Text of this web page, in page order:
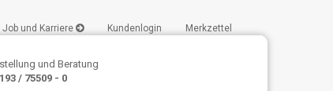
Job und Karriere Kundenlogin Merkzettel
und Beratung
/ 75509 - 0